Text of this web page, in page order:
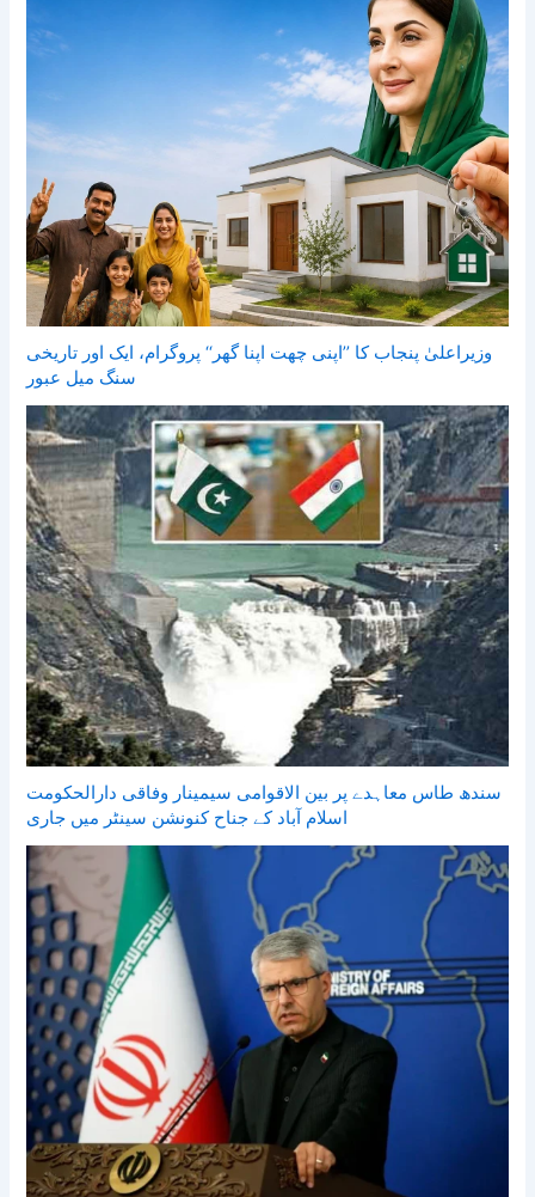
وزیراعلیٰ پنجاب کا ’’اپنی چھت اپنا گھر‘‘ پروگرام، ایک اور تاریخی
سنگ میل عبور
سندھ طاس معاہدے پر بین الاقوامی سیمینار وفاقی دارالحکومت
اسلام آباد کے جناح کنونشن سینٹر میں جاری